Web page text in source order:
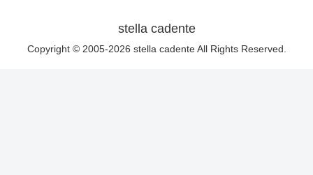
stella cadente
Copyright © 2005-2026 stella cadente All Rights Reserved.